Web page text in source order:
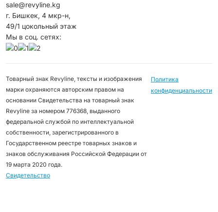
sale@revyline.kg
г. Бишкек, 4 мкр-н,
49/1 цокольный этаж
Мы в соц. сетях:
Товарный знак Revyline, тексты и изображения
марки охраняются авторским правом на
основании Свидетельства на товарный знак
Revyline за номером 776368, выданного
федеральной службой по интеллектуальной
собственности, зарегистрированного в
Государственном реестре товарных знаков и
знаков обслуживания Российской Федерации от
19 марта 2020 года.
Свидетельство
Политика
конфиденциальности